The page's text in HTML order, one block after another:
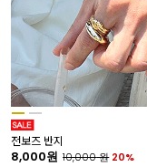
전보즈 반지
8,000원 10,000원 20%